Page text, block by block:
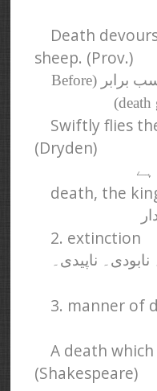
Death
sheep. (Prov.)
موت کے آگے چھوٹے بڑے سب برابر (Before
death
Swiftly flies
(Dryden)
ہے
death, the
2. extinction
ناپیدی۔
3. manner of
A death
(Shakespeare)